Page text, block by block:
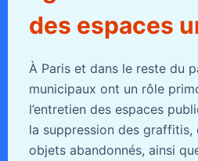
des espaces
À Paris et dans le reste du
municipaux ont un rôle
l’entretien des espaces
la suppression des graffitis,
objets abandonnés, ainsi